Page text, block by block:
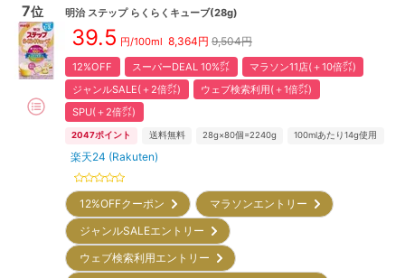
7位 明治 ステップ らくらくキューブ(28g)
39.5 円/100ml 8,364円 9,504円
12%OFF スーパーDEAL 10%㌽
マラソン11店(＋10倍㌽)
ジャンルSALE(＋2倍㌽)
ウェブ検索利用(＋1倍㌽)
SPU(＋2倍㌽)
2047ポイント 送料無料 28g×80個=2240g 100mlあたり14g使用
楽天24 (Rakuten)
12%OFFクーポン
マラソンエントリー
ジャンルSALEエントリー
ウェブ検索利用エントリー